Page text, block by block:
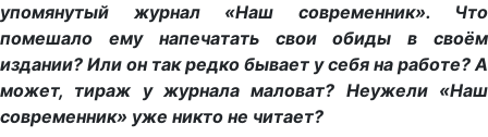
упомянутый журнал «Наш современник». Что
помешало ему напечатать свои обиды в своём
издании? Или он так редко бывает у себя на работе? А
может, тираж у журнала маловат? Неужели «Наш
современник» уже никто не читает?